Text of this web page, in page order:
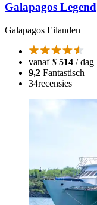
Galapagos Legend
Galapagos Eilanden
vanaf$ 514 / dag
9,2 Fantastisch
34recensies